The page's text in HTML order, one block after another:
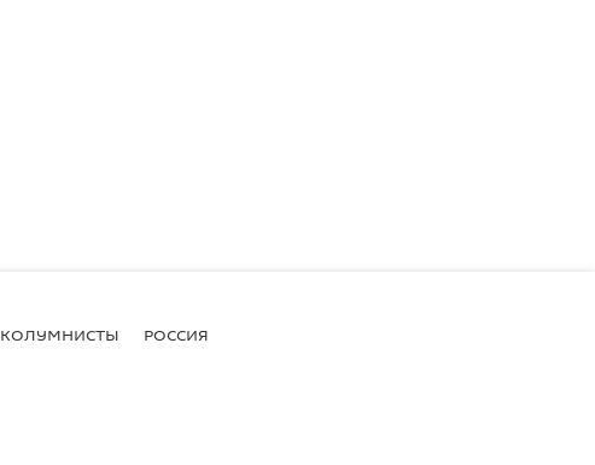
КОЛУМНИСТЫ РОССИЯ